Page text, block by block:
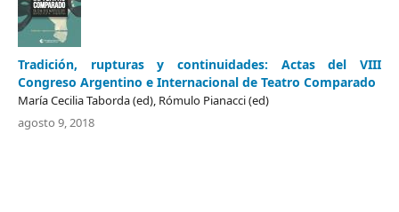
Tradición, rupturas y continuidades: Actas del VIII
Congreso Argentino e Internacional de Teatro Comparado
María Cecilia Taborda (ed), Rómulo Pianacci (ed)
agosto 9, 2018